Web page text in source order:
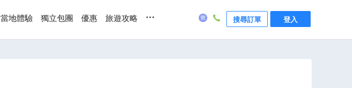
當地體驗 獨立包團 優惠 旅遊攻略 ... 搜尋訂單 登入